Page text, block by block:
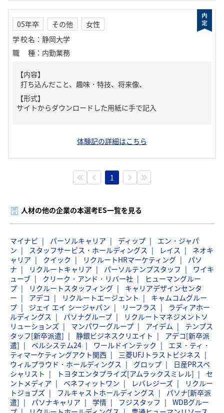
05年卒 その他
女性
学校名 ： 静岡大学
職種 ： 内勤業務
【内容】
打ち込んだこと、趣味・特技、将来像、
【形式】
サイトからダウンロードした用紙に手で記入
体験記の詳細はこちら
1
人材の他の企業の本選考ES一覧を見る
マイナビ パーソルキャリア ディップ
エン・ジャパ
ン
スタッフサービス・ホールディングス レイス
ネオキ
ャリア
クイック リクルートHRマーケティング
パソ
ナ
リクルートキャリア パーソルテンプスタッフ
ワイキ
ューブ
クリーク・アンド・リバー社
ヒューマングルー
プ
リクルートスタッフィング
キャリアデザインセンタ
ー
アデコ リクルートエージェント
キャムコムグルー
プ
ジェイ エイ シージャパン リーフラス
ラディアホー
ルディングス
パソナグループ
リクルートマネジメントソ
リューションズ
マンパワーグループ アイデム
テンプス
タッフ[新卒派遣]
静銀ビジネスクリエイト
アデコ[新卒派
遣]
ベルシステム24 ワールドインテック
エヌ・ティ・
ティマーケティングアクト関西
三菱UFJトラストビジネス
ウィルプラウド・ホールディングス
グロップ
日産PRスペ
シャリスト
トヨタエンタプライズ[アムラックスミレル]
セ
ントメディア
ベネフィットワン レバレジーズ
リクルー
トジョブズ
フルキャストホールディングス
パソナ[新卒派
遣]
パソナキャリア 学情 フジスタッフ
WDBグルー